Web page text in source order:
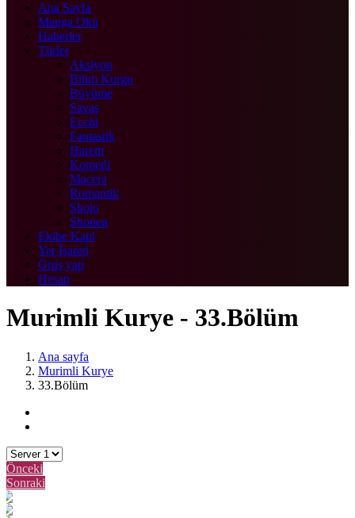
Ana Sayfa
Manga Oku
Haberler
Türler
Aksiyon
Bilim Kurgu
Büyüme
Savaş
Ecchi
Fantastik
Harem
Komedi
Macera
Romantik
Shojo
Shonen
Ekibe Katıl
Yer İşareti
Giriş yap
Hesap
Murimli Kurye - 33.Bölüm
Ana sayfa
Murimli Kurye
33.Bölüm
Önceki
Sonraki